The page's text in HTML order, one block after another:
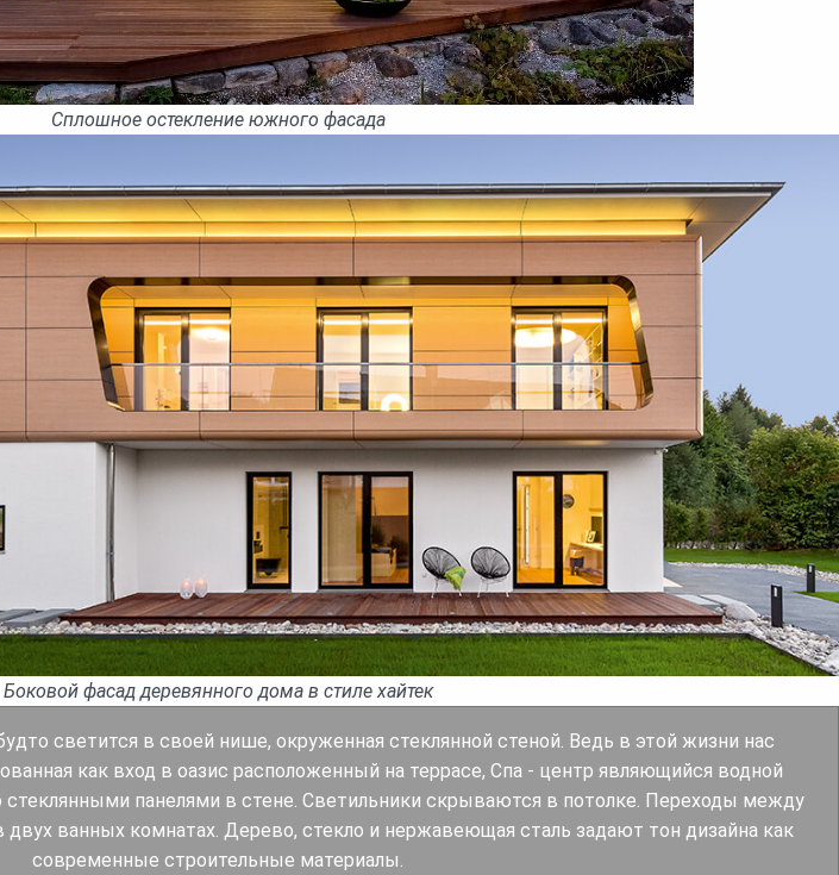
Сплошное остекление южного фасада
Боковой фасад деревянного дома в стиле хайтек
светится в своей нише, окруженная стеклянной стеной. Ведь в этой жизни нас
как вход в оазис расположенный на террасе, Спа - центр являющийся водной
панелями в стене. Светильники скрываются в потолке. Переходы между
двух ванных комнатах. Дерево, стекло и нержавеющая сталь задают тон дизайна как
современные строительные материалы.